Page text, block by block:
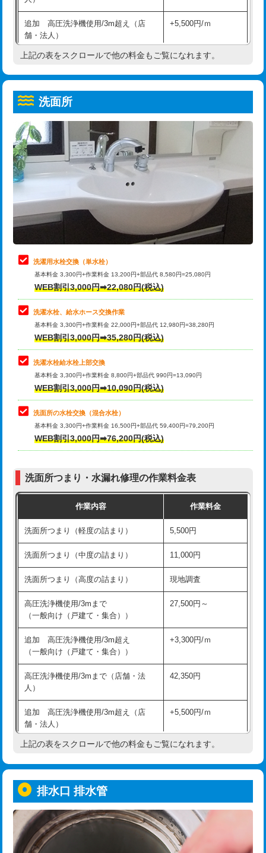
コンクリート斫り（厚さ10㎝超え）
モルタル補修（厚さ10㎝まで） 27,500円
モルタル補修（厚さ10㎝超え） 38,500円
洗面台設置 38,500円
追加人工
廃棄・処分 現場見積
※給水管工事は20mmまでの価格です。
給水管工事※（ホール加工)
給水管工事※（バンド止め) 3,300円
給水管工事※（支持金具設置) 5,500円
給水管工事※（保温材使用（バンド止
め込み）)
5,500円
給水管工事※（土の掘削・埋め戻し作
業)
11,000円
給水管工事※（塩ビ管（VP・HI）使
用/3ｍまで)
33,000円
給水管工事※（塩ビ管（VP・HI）使
用（追加）/3ｍ超え)
給水管工事※（ライニング鋼管・銅
管・ポリ管・HT管使用/3ｍまで)
44,000円
給水管工事※（ライニング鋼管・銅
管・ポリ管・HT管使用/3ｍ超え)
排水管工事（土の掘削・埋め戻し作
業）
排水管工事（排水管工事/3ｍまで） 55,000円
排水管工事（追加 排水管工事/3ｍ超
え）
マス交換（土の掘削・埋め戻し作業）
マス交換（深さ50㎝未満）
マス交換（深さ50㎝以上）
モルタル補修（厚さ10㎝まで） 27,500円
モルタル補修（厚さ10㎝超え） 38,500円
洗面台設置 38,500円
バスタブ設置 現場見積
追加人工 16,500円
廃棄・処分 現場見積
※給水管工事は20mmまでの価格です。
追加 高圧洗浄機使用/3m超え（店
舗・法人）
+5,500円/ｍ
高度高圧洗浄換 現地調査
トーラー機使用/3mまで
追加トーラー機使用/3m超え +3,300円
カメラ調査 33,000円
桝清掃
止水・漏水調査・防水処理・清掃・修
理・調整・分解・加工など（軽作業）
11,000円
止水・漏水調査・防水処理・清掃・修
理・調整・分解・加工など（中作業）
22,000円
止水・漏水調査・防水処理・清掃・修
理・調整・分解・加工など（重作業）
33,000円
キッチンタンク脱着
その他部品の脱着
交換・取付（タンク）
交換・取付(単水栓（壁付・デッキ
式）)
交換・取付(混合水栓（壁付・デッキ
式・ワンホール）)
16,500円+材料費
（P/S/ポップアップ））
交換・取付（その他部品） 11,000円+材料費
持込商品取付（単水栓） 13,200円
持込商品取付（混合水栓） 16,500円
持込商品取付（浄水器・分岐水栓） 16,500円
給水管工事※（ホール加工) 16,500円
給水管工事※（バンド止め)
給水管工事※（支持金具設置) 5,500円
給水管工事※（保温材使用（バンド止
め込み）)
5,500円
給水管工事※（土の掘削・埋め戻し作
業)
11,000円
給水管工事※（塩ビ管（VP・HI）使
用/3ｍまで)
用（追加）/3ｍ超え)
給水管工事※（ライニング鋼管・銅
管・ポリ管・HT管使用/3ｍまで)
44,000円
給水管工事※（ライニング鋼管・銅
+8,800円
上記の表をスクロールで他の料金もご覧になれます。
洗面所
洗濯用水栓交換（単水栓）
基本料金 3,300円+作業料金 13,200円+部品代 8,580円=25,080円
WEB割引3,000円➡22,080円(税込)
洗濯水栓、給水ホース交換作業
基本料金 3,300円+作業料金 22,000円+部品代 12,980円=38,280円
WEB割引3,000円➡35,280円(税込)
洗濯水栓給水栓上部交換
基本料金 3,300円+作業料金 8,800円+部品代 990円=13,090円
WEB割引3,000円➡10,090円(税込)
洗面所の水栓交換（混合水栓）
基本料金 3,300円+作業料金 16,500円+部品代 59,400円=79,200円
WEB割引3,000円➡76,200円(税込)
洗面所つまり・水漏れ修理の作業料金表
作業内容 作業料金
洗面所つまり（軽度の詰まり） 5,500円
洗面所つまり（中度の詰まり） 11,000円
洗面所つまり（高度の詰まり） 現地調査
高圧洗浄機使用/3mまで
（一般向け（戸建て・集合））
27,500円～
追加 高圧洗浄機使用/3m超え
（一般向け（戸建て・集合））
+3,300円/ｍ
高圧洗浄機使用/3mまで（店舗・法
人）
42,350円
追加 高圧洗浄機使用/3m超え（店
舗・法人）
+5,500円/ｍ
高度高圧洗浄換 現地調査
トーラー機使用/3mまで
追加トーラー機使用/3m超え +3,300円
カメラ調査 33,000円
上記の表をスクロールで他の料金もご覧になれます。
排水口 排水管